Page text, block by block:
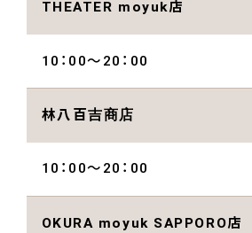
THEATER moyuk店
10：00～20：00
林八百吉商店
10：00～20：00
OKURA moyuk SAPPORO店